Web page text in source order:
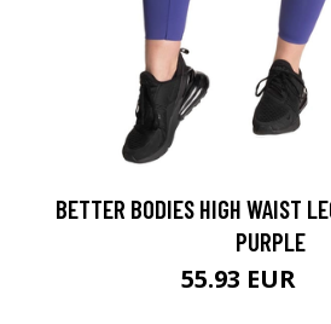
BETTER BODIES HIGH WAIST
PURPLE
55.93 EUR